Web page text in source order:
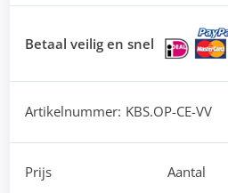
Betaal veilig en snel
Artikelnummer: KBS.OP-CE-VV
Prijs
Aantal